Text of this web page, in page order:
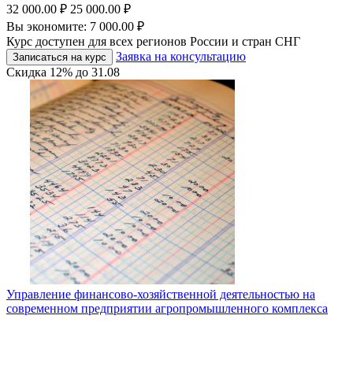
32 000.00 ₽ 25 000.00 ₽
Вы экономите: 7 000.00 ₽
Курс доступен для всех регионов России и стран СНГ
Записаться на курс
Заявка на консультацию
Скидка 12% до 31.08
Управление финансово-хозяйственной деятельностью на
современном предприятии агропромышленного комплекса